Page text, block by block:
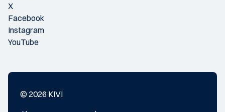
X
Facebook
Instagram
YouTube
© 2026 KIVI